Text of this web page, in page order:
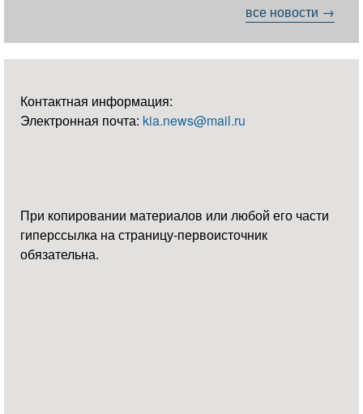
все новости →
Контактная информация:
Электронная почта: kia.news@mail.ru
При копировании материалов или любой его части
гиперссылка на страницу-первоисточник
обязательна.